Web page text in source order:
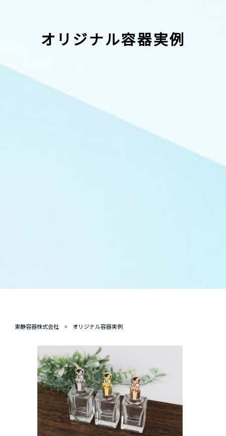
オリジナル容器実例
東静容器株式会社 > オリジナル容器実例